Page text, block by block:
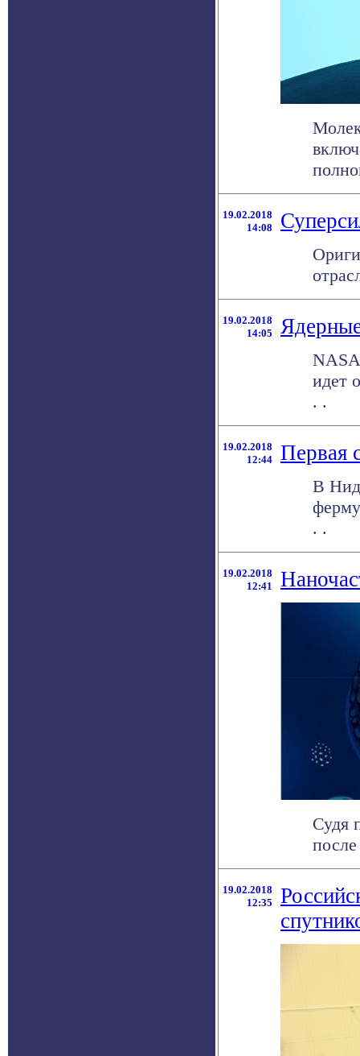
19.02.2018
14:08
19.02.2018
14:05
идет
. .
19.02.2018
12:44
Первая
В
. .
19.02.2018
12:41
Судя
19.02.2018
12:35